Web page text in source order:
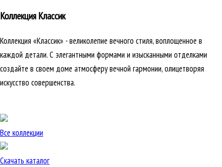
Коллекция Классик
Коллекция «Классик» - великолепие вечного стиля, воплощенное в
каждой детали. С элегантными формами и изысканными отделками
создайте в своем доме атмосферу вечной гармонии, олицетворяя
искусство совершенства.
Все коллекции
Скачать каталог